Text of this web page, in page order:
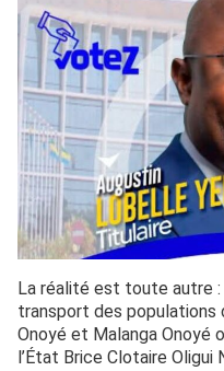
La réalité est toute autre
transport des populations
Onoyé et Malanga Onoyé
l’État Brice Clotaire Oligui